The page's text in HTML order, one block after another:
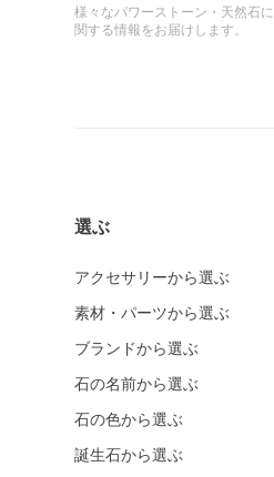
様々なパワーストーン・天然石に
関する情報をお届けします。
選ぶ
アクセサリーから選ぶ
素材・パーツから選ぶ
ブランドから選ぶ
石の名前から選ぶ
石の色から選ぶ
誕生石から選ぶ